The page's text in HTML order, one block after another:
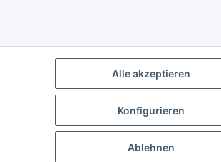
Alle akzeptieren
Konfigurieren
Ablehnen